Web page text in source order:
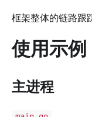
框架整体的链路跟
使用示例
主进程